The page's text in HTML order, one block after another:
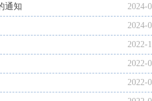
2024-
通知
2024-
2022-
2022-
2022-